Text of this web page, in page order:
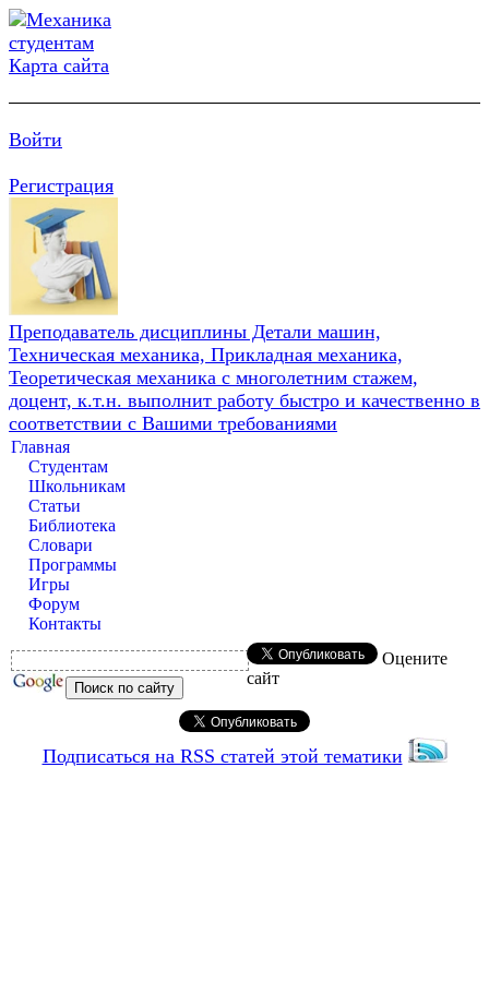
Карта сайта
Войти
Регистрация
Преподаватель дисциплины Детали машин,
Техническая механика, Прикладная механика,
Теоретическая механика с многолетним стажем,
доцент, к.т.н. выполнит работу быстро и качественно в
соответствии с Вашими требованиями
Главная
Студентам
Школьникам
Статьи
Библиотека
Словари
Программы
Игры
Форум
Контакты
Оцените
сайт
Подписаться на RSS статей этой тематики